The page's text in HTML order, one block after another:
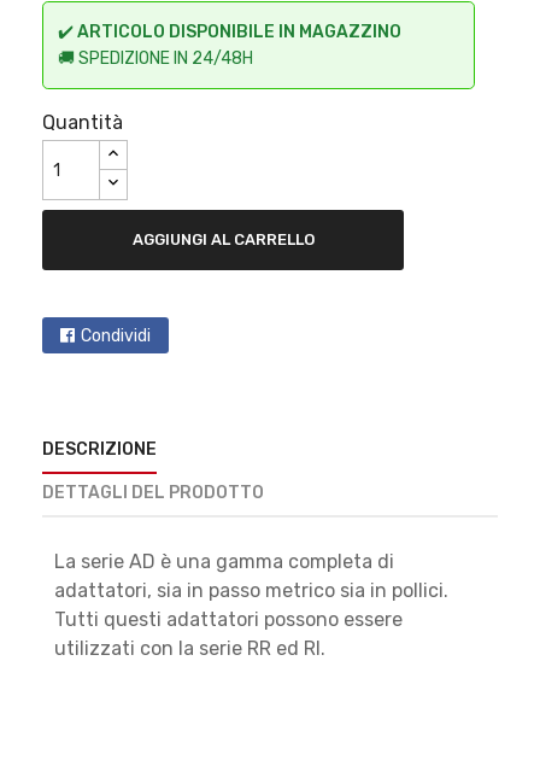
✔️ARTICOLO DISPONIBILE IN MAGAZZINO
🚚 SPEDIZIONE IN 24/48H
Quantità
AGGIUNGI AL CARRELLO
Condividi
DESCRIZIONE
DETTAGLI DEL PRODOTTO
La serie AD è una gamma completa di
adattatori, sia in passo metrico sia in pollici.
Tutti questi adattatori possono essere
utilizzati con la serie RR ed RI.